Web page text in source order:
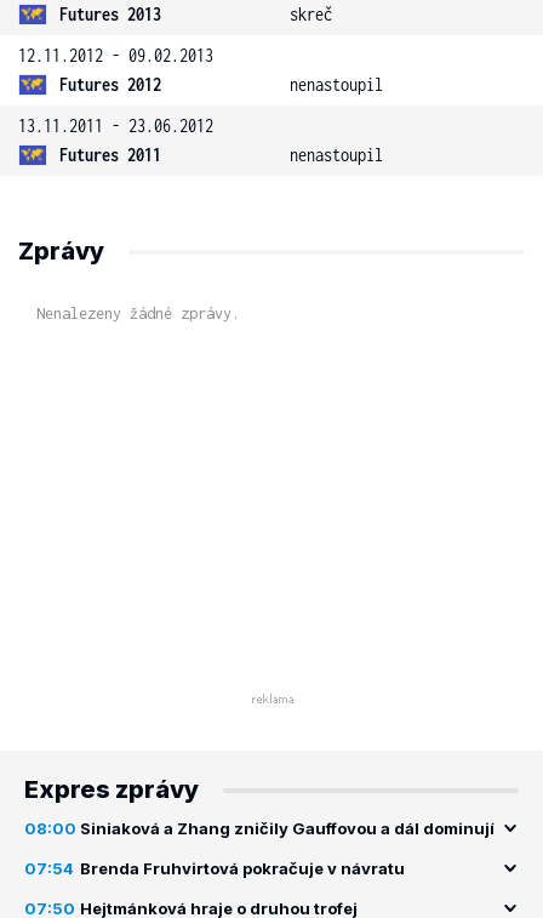
Futures 2013
skreč
12.11.2012 - 09.02.2013
Futures 2012
nenastoupil
13.11.2011 - 23.06.2012
Futures 2011
nenastoupil
Zprávy
Nenalezeny žádné zprávy.
Expres zprávy
08:00 Siniaková a Zhang zničily Gauffovou a dál dominují
07:54 Brenda Fruhvirtová pokračuje v návratu
07:50 Hejtmánková hraje o druhou trofej